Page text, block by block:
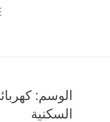
الوسم:
السكنية